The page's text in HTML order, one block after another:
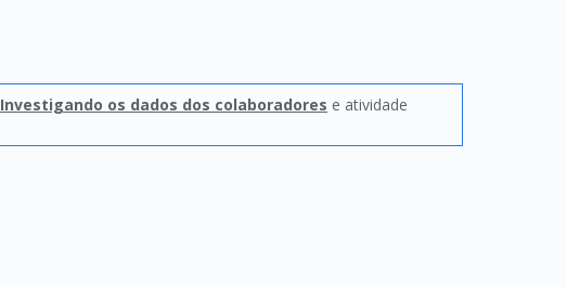
Investigando os dados dos colaboradores e atividade